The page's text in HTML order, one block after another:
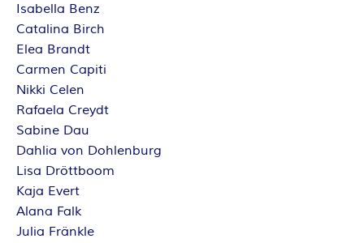
Isabella Benz
Catalina Birch
Elea Brandt
Carmen Capiti
Nikki Celen
Rafaela Creydt
Sabine Dau
Dahlia von Dohlenburg
Lisa Dröttboom
Kaja Evert
Alana Falk
Julia Fränkle